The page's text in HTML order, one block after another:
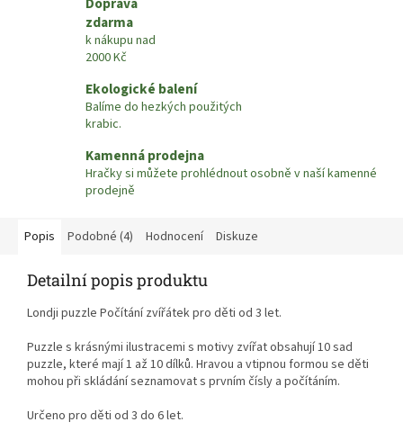
zdarma
k nákupu nad
2000 Kč
Ekologické balení
Balíme do hezkých použitých
krabic.
Kamenná prodejna
Hračky si můžete prohlédnout osobně v naší kamenné
prodejně
Popis Podobné (4) Hodnocení Diskuze
Detailní popis produktu
Londji puzzle Počítání zvířátek pro děti od 3 let.
Puzzle s krásnými ilustracemi s motivy zvířat obsahují 10 sad
puzzle, které mají 1 až 10 dílků. Hravou a vtipnou formou se děti
mohou při skládání seznamovat s prvním čísly a počítáním.
Určeno pro děti od 3 do 6 let.